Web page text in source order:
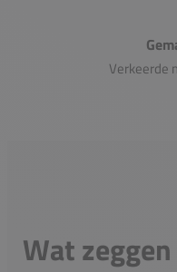
Verkeerde
Wat